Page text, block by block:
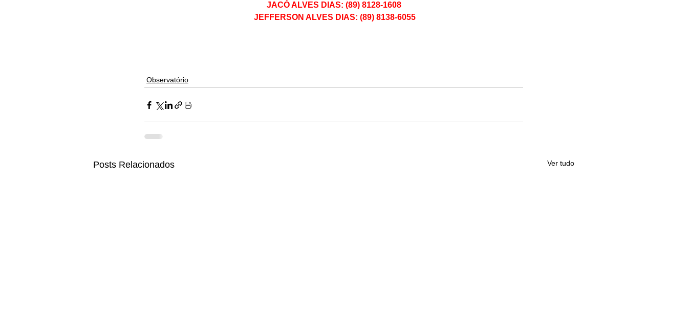
JACÓ ALVES DIAS: (89) 8128-1608
JEFFERSON ALVES DIAS: (89) 8138-6055
Observatório
Posts Relacionados Ver tudo